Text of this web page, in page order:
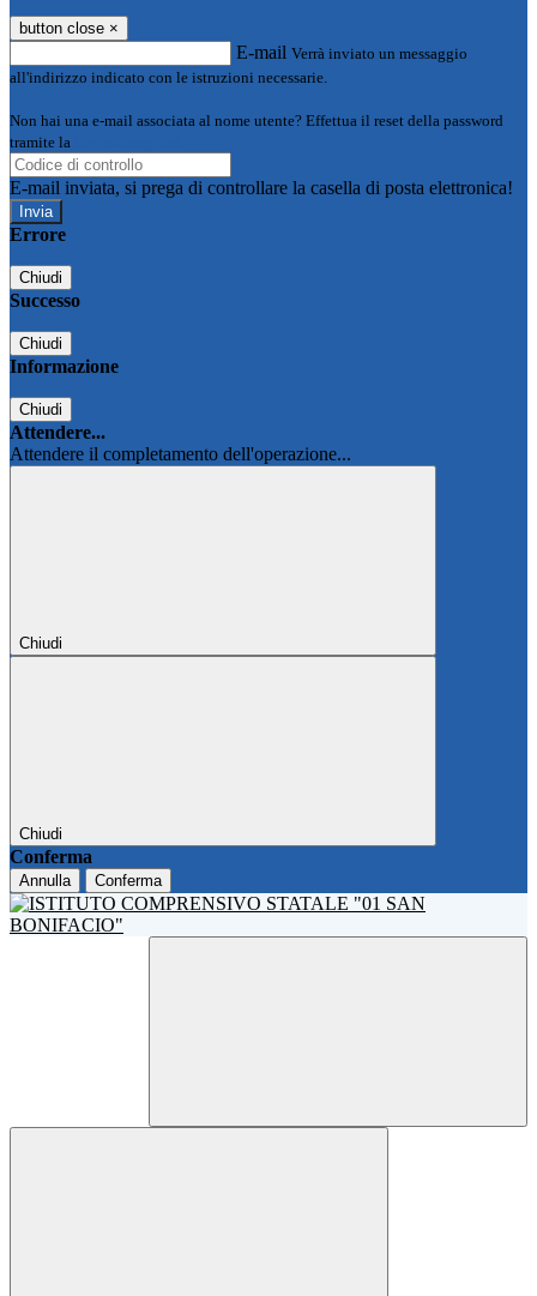
button close ×
E-mail Verrà inviato un messaggio
all'indirizzo indicato con le istruzioni necessarie.
Non hai una e-mail associata al nome utente? Effettua il reset della password
tramite la
E-mail inviata, si prega di controllare la casella di posta elettronica!
Errore
Chiudi
Successo
Chiudi
Informazione
Chiudi
Attendere...
Attendere il completamento dell'operazione...
Chiudi
Chiudi
Conferma
Annulla Conferma